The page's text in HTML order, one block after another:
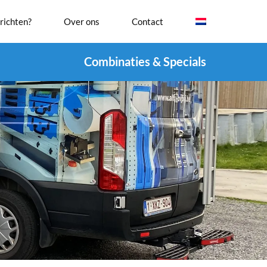
Over ons Contact
Combinaties & Specials